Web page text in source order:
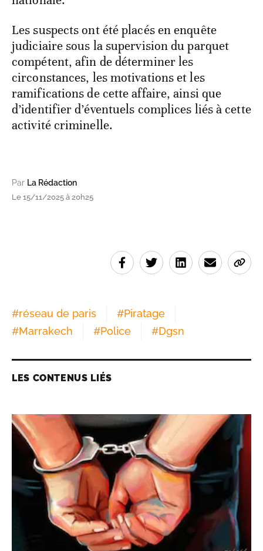
Les suspects ont été placés en enquête
judiciaire sous la supervision du parquet
compétent, afin de déterminer les
circonstances, les motivations et les
ramifications de cette affaire, ainsi que
d’identifier d’éventuels complices liés à cette
activité criminelle.
Par La Rédaction
Le 15/11/2025 à 20h25
#réseau de paris #Piratage
#Marrakech #Police #Dgsn
LES CONTENUS LIÉS